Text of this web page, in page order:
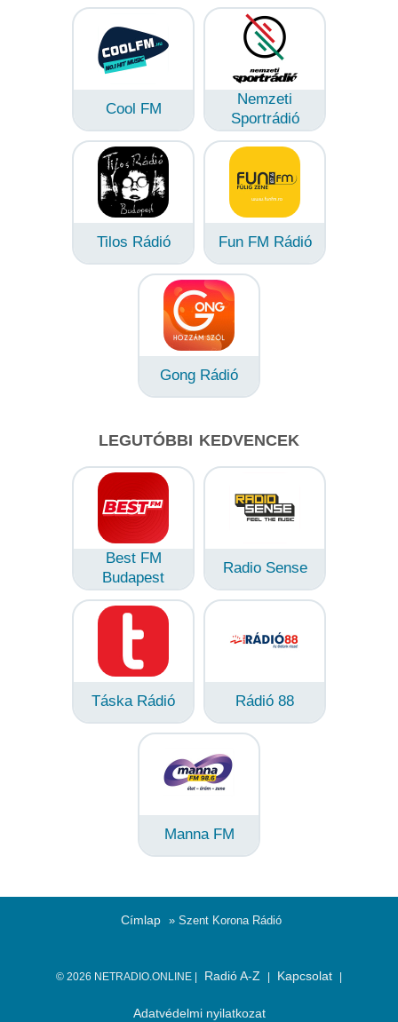
Cool FM
Nemzeti
Sportrádió
Tilos Rádió Fun FM Rádió
Gong Rádió
LEGUTÓBBI KEDVENCEK
Best FM
Budapest
Radio Sense
Táska Rádió Rádió 88
Manna FM
Címlap » Szent Korona Rádió
© 2026 NETRADIO.ONLINE | Radió A-Z Kapcsolat
Adatvédelmi nyilatkozat